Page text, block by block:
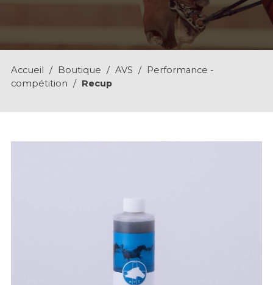
Accueil / Boutique / AVS / Performance -
compétition / Recup